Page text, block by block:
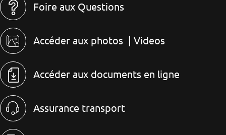
Foire aux Questions
Accéder aux photos | Videos
Accéder aux documents en ligne
Assurance transport